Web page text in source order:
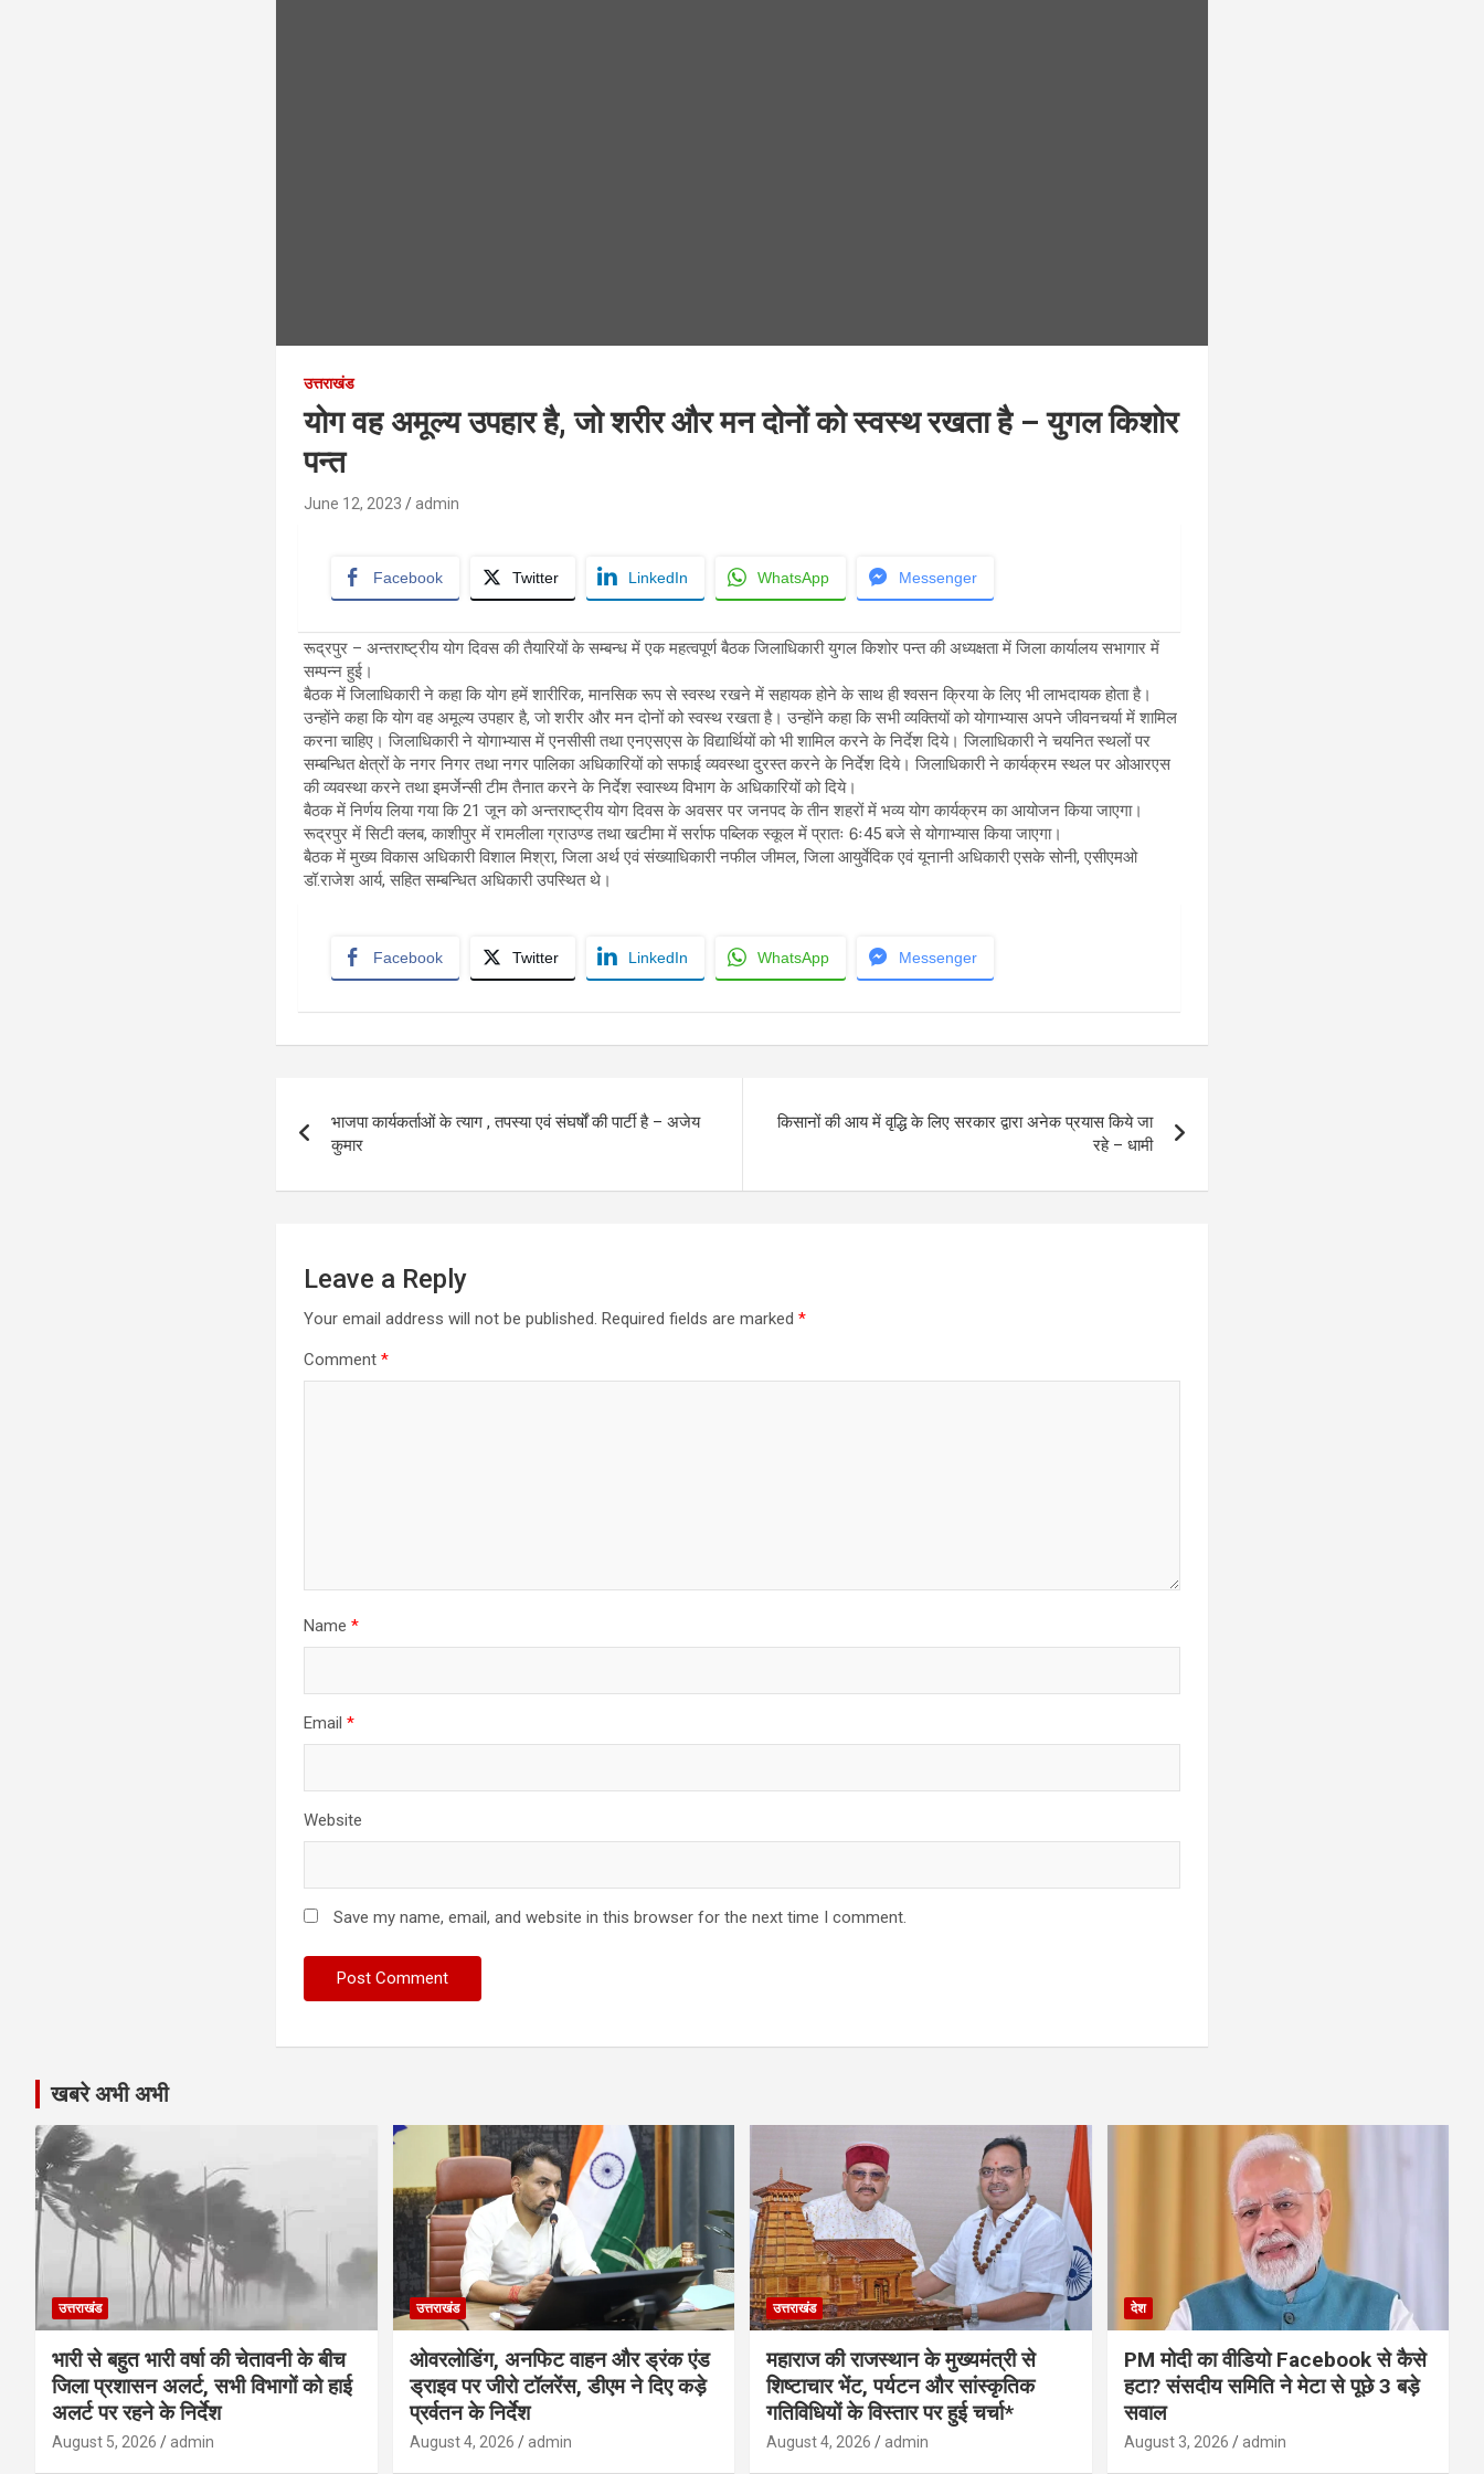
उत्तराखंड
योग वह अमूल्य उपहार है, जो शरीर और मन दोनों को स्वस्थ रखता है – युगल किशोर
पन्त
June 12, 2023 admin
Facebook Twitter LinkedIn WhatsApp Messenger
रूद्रपुर – अन्तराष्ट्रीय योग दिवस की तैयारियों के सम्बन्ध में एक महत्वपूर्ण बैठक जिलाधिकारी युगल किशोर पन्त की अध्यक्षता में जिला कार्यालय सभागार में
सम्पन्न हुई।
बैठक में जिलाधिकारी ने कहा कि योग हमें शारीरिक, मानसिक रूप से स्वस्थ रखने में सहायक होने के साथ ही श्वसन क्रिया के लिए भी लाभदायक होता है।
उन्होंने कहा कि योग वह अमूल्य उपहार है, जो शरीर और मन दोनों को स्वस्थ रखता है। उन्होंने कहा कि सभी व्यक्तियों को योगाभ्यास अपने जीवनचर्या में शामिल
करना चाहिए। जिलाधिकारी ने योगाभ्यास में एनसीसी तथा एनएसएस के विद्यार्थियों को भी शामिल करने के निर्देश दिये। जिलाधिकारी ने चयनित स्थलों पर
सम्बन्धित क्षेत्रों के नगर निगर तथा नगर पालिका अधिकारियों को सफाई व्यवस्था दुरस्त करने के निर्देश दिये। जिलाधिकारी ने कार्यक्रम स्थल पर ओआरएस
की व्यवस्था करने तथा इमर्जेन्सी टीम तैनात करने के निर्देश स्वास्थ्य विभाग के अधिकारियों को दिये।
बैठक में निर्णय लिया गया कि 21 जून को अन्तराष्ट्रीय योग दिवस के अवसर पर जनपद के तीन शहरों में भव्य योग कार्यक्रम का आयोजन किया जाएगा।
रूद्रपुर में सिटी क्लब, काशीपुर में रामलीला ग्राउण्ड तथा खटीमा में सर्राफ पब्लिक स्कूल में प्रातः 6ः45 बजे से योगाभ्यास किया जाएगा।
बैठक में मुख्य विकास अधिकारी विशाल मिश्रा, जिला अर्थ एवं संख्याधिकारी नफील जीमल, जिला आयुर्वेदिक एवं यूनानी अधिकारी एसके सोनी, एसीएमओ
डॉ.राजेश आर्य, सहित सम्बन्धित अधिकारी उपस्थित थे।
Facebook Twitter LinkedIn WhatsApp Messenger
navigation
भाजपा कार्यकर्ताओं के त्याग , तपस्या एवं संघर्षों की पार्टी है – अजेय
कुमार
किसानों की आय में वृद्धि के लिए सरकार द्वारा अनेक प्रयास किये जा
रहे – धामी
Leave a Reply
Your email address will not be published. Required fields are marked*
Comment*
Name*
Email*
Website
Save my name, email, and website in this browser for the next time I comment.
खबरे अभी अभी
उत्तराखंड
भारी से बहुत भारी वर्षा की चेतावनी के बीच
जिला प्रशासन अलर्ट, सभी विभागों को हाई
अलर्ट पर रहने के निर्देश
August 5, 2026 admin
उत्तराखंड
ओवरलोडिंग, अनफिट वाहन और ड्रंक एंड
ड्राइव पर जीरो टॉलरेंस, डीएम ने दिए कड़े
प्रर्वतन के निर्देश
August 4, 2026 admin
उत्तराखंड
महाराज की राजस्थान के मुख्यमंत्री से
शिष्टाचार भेंट, पर्यटन और सांस्कृतिक
गतिविधियों के विस्तार पर हुई चर्चा*
August 4, 2026 admin
देश
PM मोदी का वीडियो Facebook से कैसे
हटा? संसदीय समिति ने मेटा से पूछे 3 बड़े
सवाल
August 3, 2026 admin